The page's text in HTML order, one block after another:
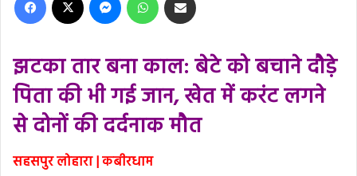
झटका तार बना काल: बेटे को बचाने दौड़े
पिता की भी गई जान, खेत में करंट लगने
से दोनों की दर्दनाक मौत
सहसपुर लोहारा | कबीरधाम